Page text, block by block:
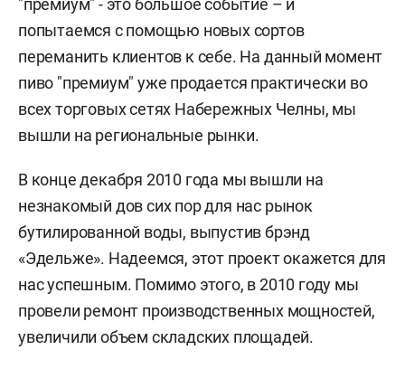
"премиум" - это большое событие – и
попытаемся с помощью новых сортов
переманить клиентов к себе. На данный момент
пиво "премиум" уже продается практически во
всех торговых сетях Набережных Челны, мы
вышли на региональные рынки.
В конце декабря 2010 года мы вышли на
незнакомый дов сих пор для нас рынок
бутилированной воды, выпустив брэнд
«Эдельже». Надеемся, этот проект окажется для
нас успешным. Помимо этого, в 2010 году мы
провели ремонт производственных мощностей,
увеличили объем складских площадей.